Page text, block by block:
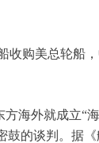
收购美总轮船
海外就成立“
的谈判。据